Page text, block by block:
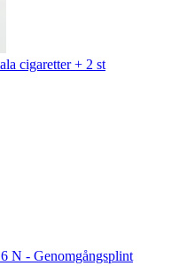
cigaretter + 2 st
N - Genomgångsplint